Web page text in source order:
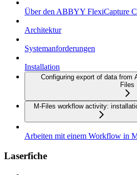
Über den ABBYY FlexiCapture
Architektur
Systemanforderungen
Installation
Configuring export of data from
Files
M-Files workflow activity:
Arbeiten mit einem Workflow in
Laserfiche